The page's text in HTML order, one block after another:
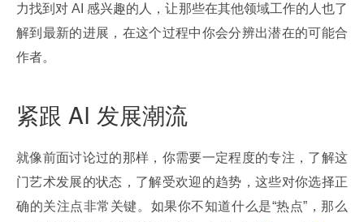
力找到对 AI 感兴趣的人，让那些在其他领域工作的人也了
解到最新的进展，在这个过程中你会分辨出潜在的可能合
作者。
紧跟 AI 发展潮流
就像前面讨论过的那样，你需要一定程度的专注，了解这
门艺术发展的状态，了解受欢迎的趋势，这些对你选择正
确的关注点非常关键。如果你不知道什么是“热点”，那么